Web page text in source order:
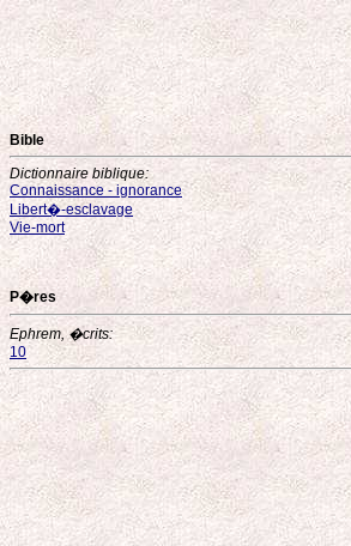
Bible
Dictionnaire biblique:
Connaissance - ignorance
Libert�-esclavage
Vie-mort
P�res
Ephrem, �crits:
10